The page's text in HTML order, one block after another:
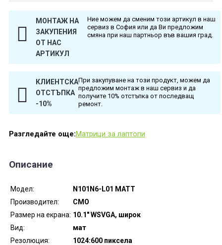
МОНТАЖ НА
ЗАКУПЕНИЯ
ОТ НАС
АРТИКУЛ
Ние можем да сменим този артикул в наш
сервиз в София или да Ви предложим
смяна при наш партньор във вашия град.
КЛИЕНТСКА
ОТСТЪПКА
-10%
При закупуване на този продукт, можем да
предложим монтаж в наш сервиз и да
получите 10% отстъпка от последващ
ремонт.
Разгледайте още:Матрици за лаптопи
Описание
Модел:
N101N6-L01 MATT
Производител:
CMO
Размер на екрана: 10.1" WSVGA, широк
Вид:
мат
Резолюция:
1024:600 пиксела